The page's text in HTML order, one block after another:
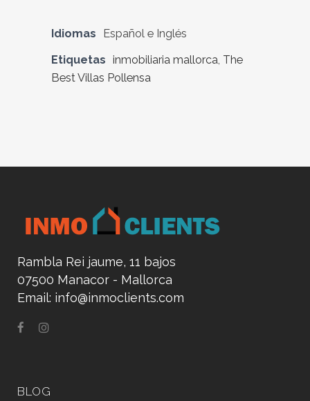
Idiomas
Español e Inglés
Etiquetas inmobiliaria mallorca, The
Best Villas Pollensa
Rambla Rei jaume, 11 bajos
07500 Manacor - Mallorca
Email: info@inmoclients.com
BLOG